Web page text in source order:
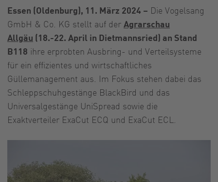
Essen (Oldenburg), 11. März 2024 – Die Vogelsang
GmbH & Co. KG stellt auf der Agrarschau
Allgäu (18.-22. April in Dietmannsried) an Stand
B118 ihre erprobten Ausbring- und Verteilsysteme
für ein effizientes und wirtschaftliches
Güllemanagement aus. Im Fokus stehen dabei das
Schleppschuhgestänge BlackBird und das
Universalgestänge UniSpread sowie die
Exaktverteiler ExaCut ECQ und ExaCut ECL.